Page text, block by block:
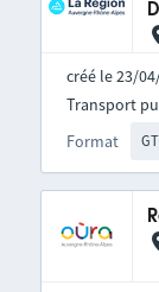
créé le 23/
Format
Transport